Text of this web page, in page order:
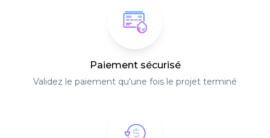
Paiement sécurisé
Validez le paiement qu'une fois le projet terminé